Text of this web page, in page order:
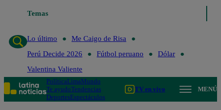
Temas
Lo último
Lo último
Me Caigo de Risa
Perú Decide 2026
Fútbol peruano
Dólar
Valentina Valiente
PolíticaLimaMundo
Te ayudoTendencias
DeportesEspectáculos
TV en vivo MENÚ